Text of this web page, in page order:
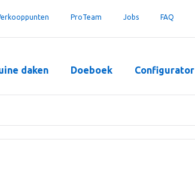
ProTeam Jobs FAQ
daken Doeboek Configurator